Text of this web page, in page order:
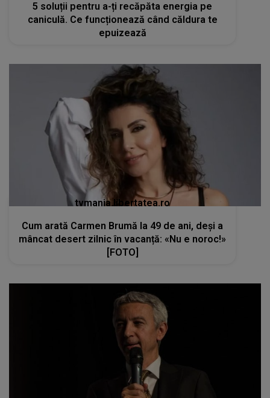
5 soluții pentru a-ți recăpăta energia pe
caniculă. Ce funcționează când căldura te
epuizează
tvmania.libertatea.ro
Cum arată Carmen Brumă la 49 de ani, deși a
mâncat desert zilnic în vacanță: «Nu e noroc!»
[FOTO]